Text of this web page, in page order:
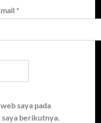
*
saya pada
berikutnya.